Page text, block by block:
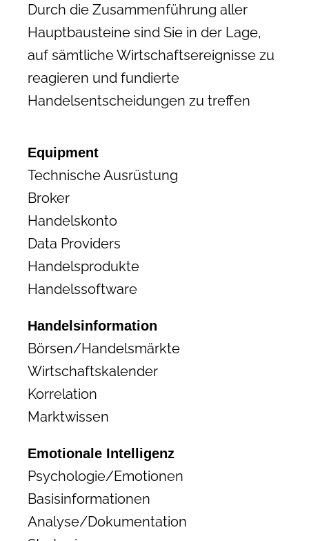
Durch die Zusammenführung aller
Hauptbausteine sind Sie in der Lage,
auf sämtliche Wirtschaftsereignisse zu
reagieren und fundierte
Handelsentscheidungen zu treffen
Equipment
Technische Ausrüstung
Broker
Handelskonto
Data Providers
Handelsprodukte
Handelssoftware
Handelsinformation
Börsen/Handelsmärkte
Wirtschaftskalender
Korrelation
Marktwissen
Emotionale Intelligenz
Psychologie/Emotionen
Basisinformationen
Analyse/Dokumentation